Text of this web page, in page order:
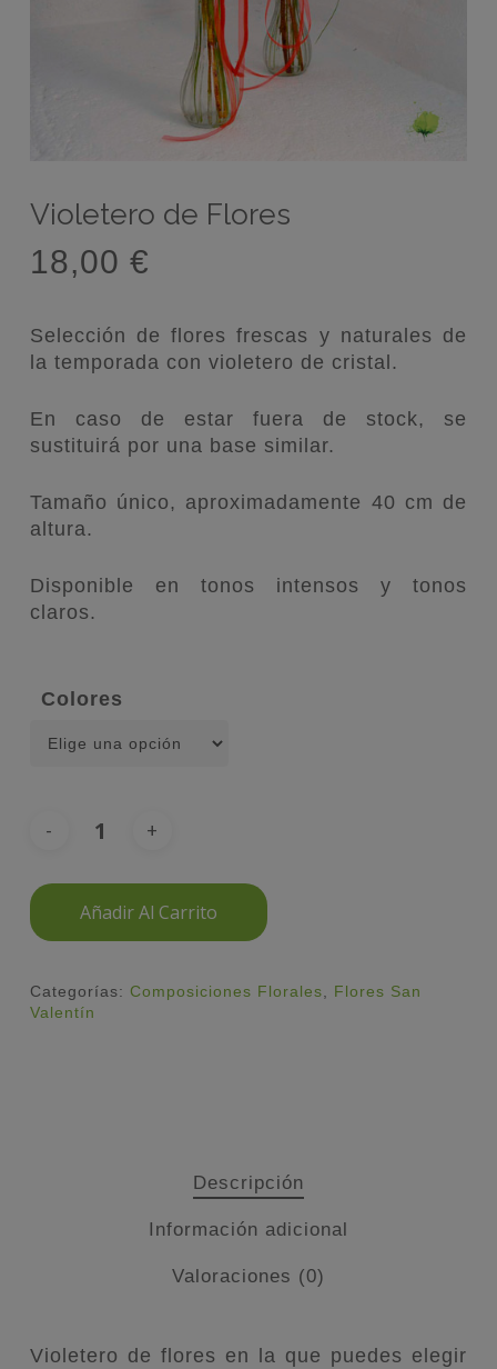
Violetero de Flores
18,00 €
Selección de flores frescas y naturales de
la temporada con violetero de cristal.
En caso de estar fuera de stock, se
sustituirá por una base similar.
Tamaño único, aproximadamente 40 cm de
altura.
Disponible en tonos intensos y tonos
claros.
Colores
Añadir Al Carrito
Categorías: Composiciones Florales
Flores San
Valentín
Descripción
Información adicional
Valoraciones (0)
Violetero de flores en la que puedes elegir